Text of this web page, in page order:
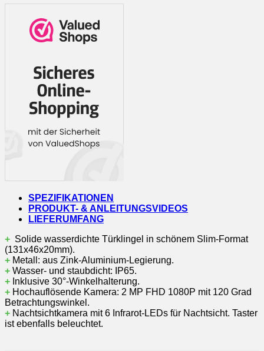
HD
Video-
Türklingel
mit
schwarz
draht
Menge
SPEZIFIKATIONEN
PRODUKT- & ANLEITUNGSVIDEOS
LIEFERUMFANG
+ Solide wasserdichte Türklingel in schönem Slim-Format
(131x46x20mm).
+ Metall: aus Zink-Aluminium-Legierung.
+ Wasser- und staubdicht: IP65.
+ Inklusive 30°-Winkelhalterung.
+ Hochauflösende Kamera: 2 MP FHD 1080P mit 120 Grad
Betrachtungswinkel.
+ Nachtsichtkamera mit 6 Infrarot-LEDs für Nachtsicht. Taster
ist ebenfalls beleuchtet.